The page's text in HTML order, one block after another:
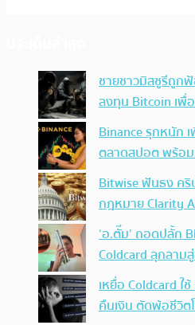
ชายชาวมิสซูรีถูก
ลงทุน Bitcoin เพื่
Binance รุกหนัก
ตลาดสปอต พร้อ
Bitwise ฟันธง คริ
กฎหมาย Clarity
‘อ.ตั๊ม’ ถอดปลั้ก
Coldcard ลุกลา
เหยื่อ Coldcard ใ
คืนเงิน ตัดพ้อชีวิ